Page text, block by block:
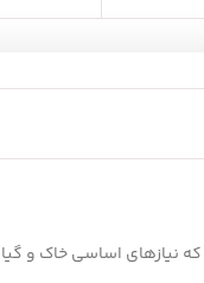
اساسی خاک و